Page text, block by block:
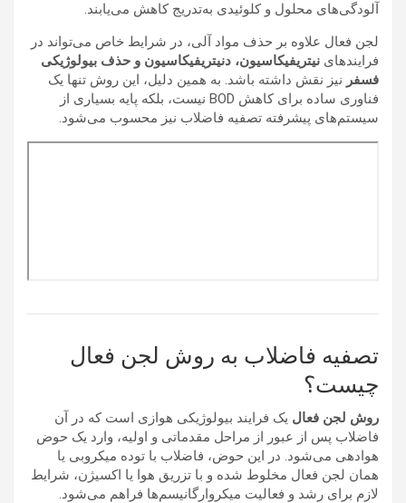
آلودگی‌های محلول و کلوئیدی به‌تدریج کاهش می‌یابند.
لجن فعال علاوه بر حذف مواد آلی، در شرایط خاص می‌تواند در
فرایندهای نیتریفیکاسیون، دنیتریفیکاسیون و حذف بیولوژیکی
فسفر نیز نقش داشته باشد. به همین دلیل، این روش تنها یک
فناوری ساده برای کاهش BOD نیست، بلکه پایه بسیاری از
سیستم‌های پیشرفته تصفیه فاضلاب نیز محسوب می‌شود.
تصفیه فاضلاب به روش لجن فعال
چیست؟
روش لجن فعال یک فرایند بیولوژیکی هوازی است که در آن
فاضلاب پس از عبور از مراحل مقدماتی و اولیه، وارد یک حوض
هوادهی می‌شود. در این حوض، فاضلاب با توده میکروبی یا
همان لجن فعال مخلوط شده و با تزریق هوا یا اکسیژن، شرایط
لازم برای رشد و فعالیت میکروارگانیسم‌ها فراهم می‌شود.